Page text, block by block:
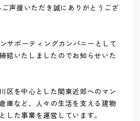
声援いただき誠にありがとうござ
サポーティングカンパニーとして
結いたしましたのでお知らせいた
区を中心とした関東近郊へのマン
庫など、人々の生活を支える建物
した事業を運営しています。